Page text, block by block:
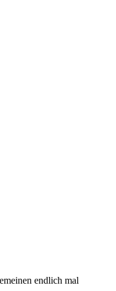
endlich mal